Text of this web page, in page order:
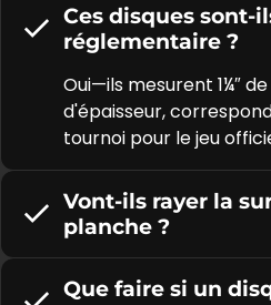
Ces disques sont-
réglementaire ?
Oui—ils mesurent 1¼″
d'épaisseur,
tournoi pour le jeu
Vont-ils rayer la
planche ?
Que faire si un